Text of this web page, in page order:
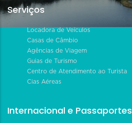
Serviços
Locadora de Veículos
Casas de Câmbio
Agências de Viagem
Guias de Turismo
Centro de Atendimento ao Turista
Cias Aéreas
Internacional e Passaportes